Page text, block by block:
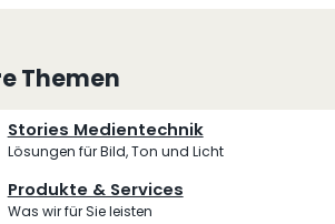
Themen
Stories Medientechnik
Lösungen für Bild, Ton und Licht
Produkte & Services
Was wir für Sie leisten